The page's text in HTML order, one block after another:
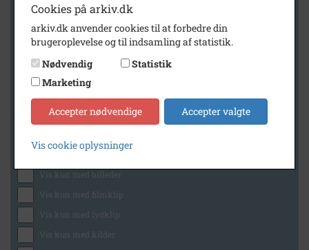
Arkiv
Holbæk-Arkiverne / Tølløse Lokalarkiv
Generelt
Vis kun med billeder
Vis kun med filmklip
Vis kun med lydklip
Vis kun med kilder
Cookies på arkiv.dk
arkiv.dk anvender cookies til at forbedre din
brugeroplevelse og til indsamling af statistik.
Nødvendig
Statistik
Marketing
Accepter nødvendige Accepter valgte
Vis cookie oplysninger